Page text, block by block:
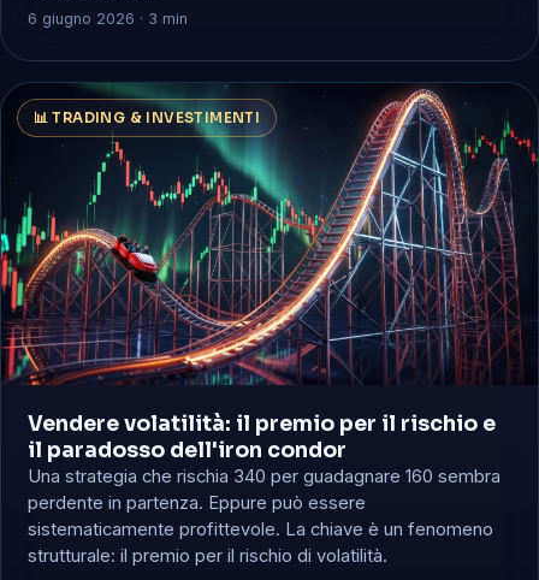
6 giugno 2026 · 3 min
📊 TRADING & INVESTIMENTI
Vendere volatilità: il premio per il rischio e
il paradosso dell'iron condor
Una strategia che rischia 340 per guadagnare 160 sembra
perdente in partenza. Eppure può essere
sistematicamente profittevole. La chiave è un fenomeno
strutturale: il premio per il rischio di volatilità.